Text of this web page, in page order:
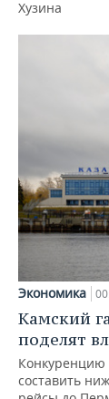
Хузина
Экономика
Камский
поделят
Конкуренцию
составить